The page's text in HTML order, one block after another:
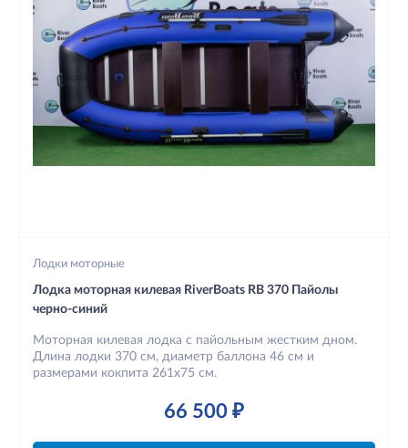
Лодки моторные
Лодка моторная килевая RiverBoats RB 370 Пайолы
черно-синий
Моторная килевая лодка с пайольным жестким дном.
Длина лодки 370 см, диаметр баллона 46 см и
размерами кокпита 261х75 см.
66 500 ₽